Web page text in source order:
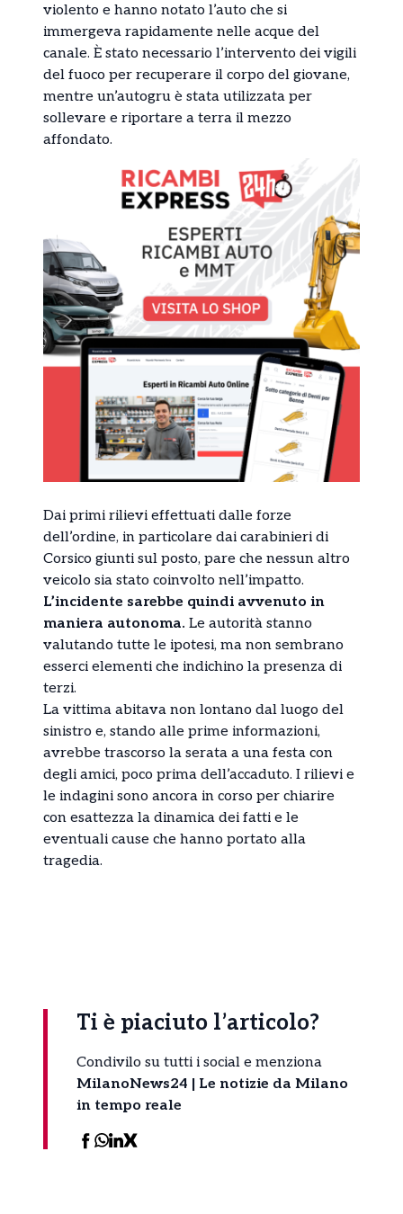
violento e hanno notato l’auto che si
immergeva rapidamente nelle acque del
canale. È stato necessario l’intervento dei vigili
del fuoco per recuperare il corpo del giovane,
mentre un’autogru è stata utilizzata per
sollevare e riportare a terra il mezzo
affondato.
Dai primi rilievi effettuati dalle forze
dell’ordine, in particolare dai carabinieri di
Corsico giunti sul posto, pare che nessun altro
veicolo sia stato coinvolto nell’impatto.
L’incidente sarebbe quindi avvenuto in
maniera autonoma. Le autorità stanno
valutando tutte le ipotesi, ma non sembrano
esserci elementi che indichino la presenza di
terzi.
La vittima abitava non lontano dal luogo del
sinistro e, stando alle prime informazioni,
avrebbe trascorso la serata a una festa con
degli amici, poco prima dell’accaduto. I rilievi e
le indagini sono ancora in corso per chiarire
con esattezza la dinamica dei fatti e le
eventuali cause che hanno portato alla
tragedia.
Ti è piaciuto l’articolo?
Condivilo su tutti i social e menziona
MilanoNews24 | Le notizie da Milano
in tempo reale